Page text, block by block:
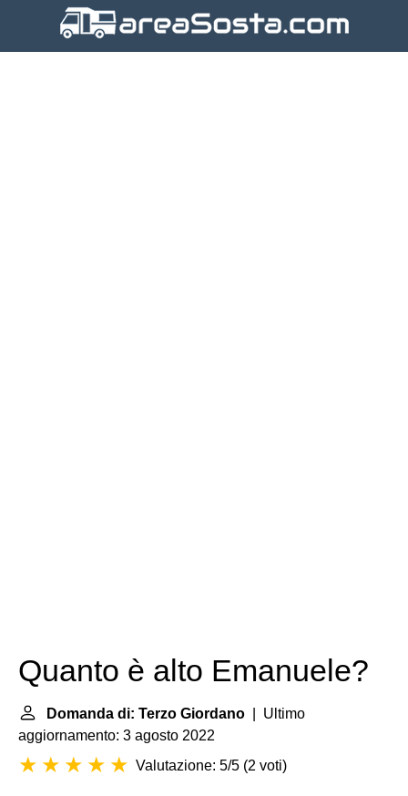
Quanto è alto Emanuele?
Domanda di: Terzo Giordano | Ultimo
aggiornamento: 3 agosto 2022
Valutazione: 5/5 (2 voti)